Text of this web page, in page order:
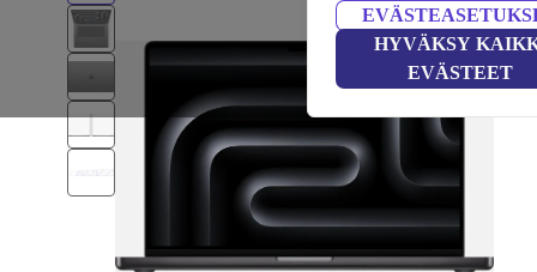
HYVÄKSY
EVÄSTEET